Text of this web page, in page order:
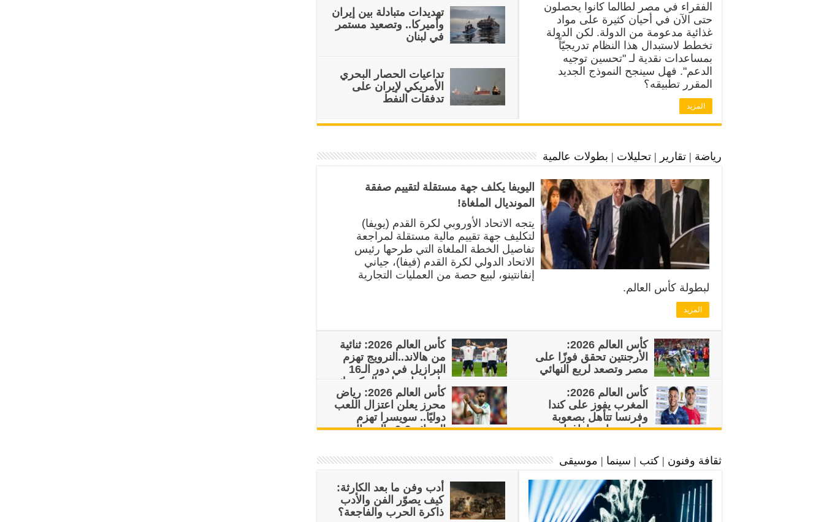
الفقراء في مصر لطالما كانوا يحصلون
حتى الآن في أحيان كثيرة على مواد
غذائية مدعومة من الدولة. لكن الدولة
تخطط لاستبدال هذا النظام تدريجيّاً
بمساعدات نقدية لـ "تحسين توجيه
الدعم". فهل سينجح النموذج الجديد
المقرر تطبيقه؟
المزيد
تهديدات متبادلة بين إيران
وأميركا.. وتصعيد مستمر
في لبنان
تداعيات الحصار البحري
الأمريكي لإيران على
تدفقات النفط
رياضة | تقارير | تحليلات | بطولات عالمية
اليويفا يكلف جهة مستقلة لتقييم صفقة
المونديال الملغاة!
يتجه الاتحاد الأوروبي لكرة القدم (يويفا)
لتكليف جهة تقييم مالية مستقلة لمراجعة
تفاصيل الخطة الملغاة التي طرحها رئيس
الاتحاد الدولي لكرة القدم (فيفا)، جياني
إنفانتينو، لبيع حصة من العمليات التجارية
لبطولة كأس العالم.
المزيد
كأس العالم 2026:
الأرجنتين تحقق فوزًا على
مصر وتصعد لربع النهائي
كأس العالم 2026: ثنائية
من هالاند..النرويج تهزم
البرازيل في دور الـ16
وإنجلترا تتجاوز المكسيك
وتضرب موعداً مع النرويج
كأس العالم 2026:
المغرب يفوز على كندا
وفرنسا تتأهل بصعوبة
على حساب باراغواي
النهائي
كأس العالم 2026: رياض
محرز يعلن اعتزال اللعب
دوليًا.. سويسرا تهزم
الجزائر 2-0 والبرتغال
ثقافة وفنون | كتب | سينما | موسيقى
أدب وفن ما بعد الكارثة:
كيف يصوّر الفن والأدب
ذاكرة الحرب والفاجعة؟